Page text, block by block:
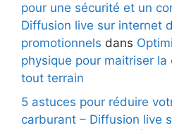
pour une sécurité et un
Diffusion live sur internet
promotionnels dans
physique pour maitriser la
tout terrain
5 astuces pour réduire
carburant – Diffusion live